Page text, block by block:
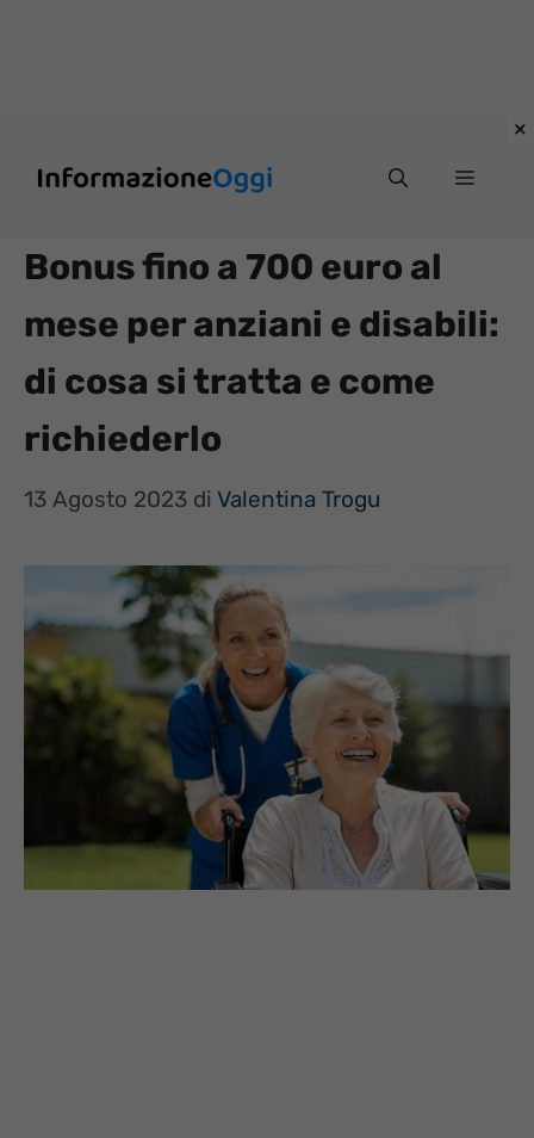
Menu
Bonus fino a 700 euro al
mese per anziani e disabili:
di cosa si tratta e come
richiederlo
13 Agosto 2023 di Valentina Trogu